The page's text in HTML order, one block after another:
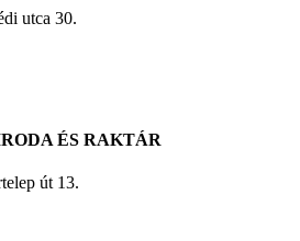
utca 30.
ÉS RAKTÁR
út 13.